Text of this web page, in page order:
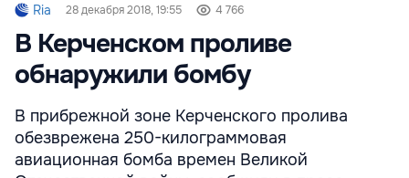
Ria 28 декабря 2018, 19:55 4 766
В Керченском проливе
обнаружили бомбу
В прибрежной зоне Керченского пролива
обезврежена 250-килограммовая
авиационная бомба времен Великой